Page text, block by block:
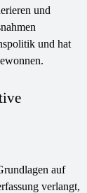
und
und hat
auf
verlangt,